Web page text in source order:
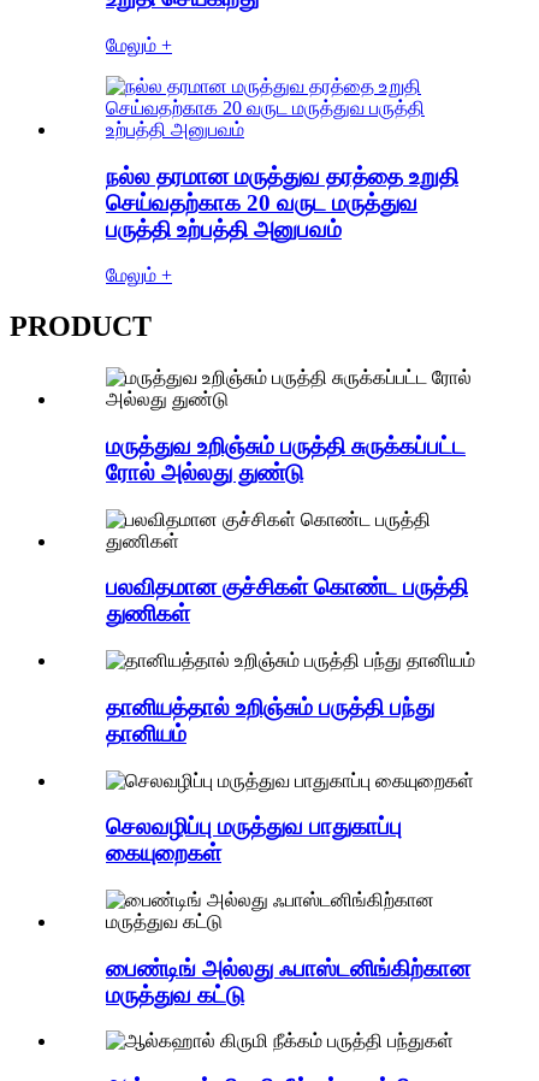
மேலும் +
நல்ல தரமான மருத்துவ தரத்தை உறுதி
செய்வதற்காக 20 வருட மருத்துவ
பருத்தி உற்பத்தி அனுபவம்
மேலும் +
PRODUCT
மருத்துவ உறிஞ்சும் பருத்தி சுருக்கப்பட்ட
ரோல் அல்லது துண்டு
பலவிதமான குச்சிகள் கொண்ட பருத்தி
துணிகள்
தானியத்தால் உறிஞ்சும் பருத்தி பந்து
தானியம்
செலவழிப்பு மருத்துவ பாதுகாப்பு
கையுறைகள்
பைண்டிங் அல்லது ஃபாஸ்டனிங்கிற்கான
மருத்துவ கட்டு